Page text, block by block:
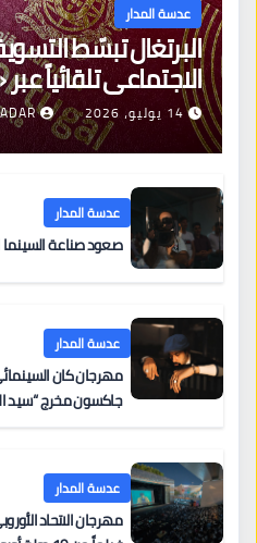
عدسة المدار
البرتغال تبسّط
جديدة لتجديد
14 يوليو، 2026
عدسة المدار
صعود صناعة
عدسة المدار
جاكسون مخرج “سيد
عدسة المدار